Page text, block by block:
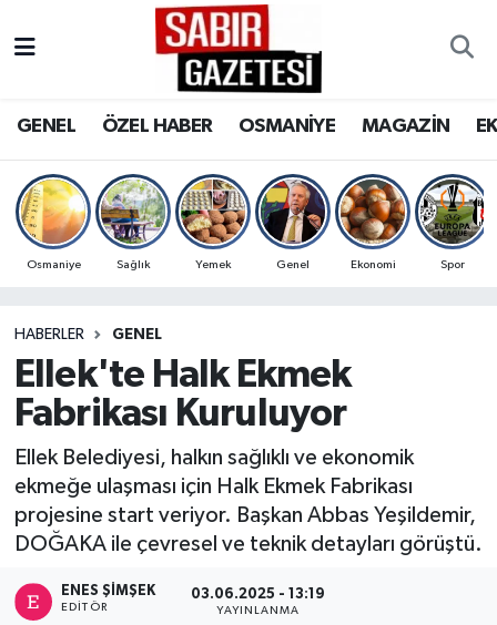
GENEL ÖZEL HABER OSMANİYE MAGAZİN
Osmaniye Sağlık Yemek Genel Ekonomi Spor
HABERLER GENEL
Ellek'te Halk Ekmek
Fabrikası Kuruluyor
Ellek Belediyesi, halkın sağlıklı ve ekonomik
ekmeğe ulaşması için Halk Ekmek Fabrikası
projesine start veriyor. Başkan Abbas Yeşildemir,
DOĞAKA ile çevresel ve teknik detayları görüştü.
ENES ŞIMŞEK
EDITÖR
03.06.2025 - 13:19
YAYINLANMA
OSMANİYE
MAGAZİN
SPOR
RESMİ İLANLAR
Osmaniye Nöbetçi Eczaneler
Osmaniye Trafik Yoğunluk Haritası
Süper Lig Puan Durumu ve Fikstür
Son Dakika Haberleri
Haber Arşivi